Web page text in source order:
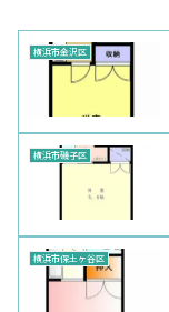
横浜市金沢区
横浜市磯子区
横浜市保土ヶ谷区